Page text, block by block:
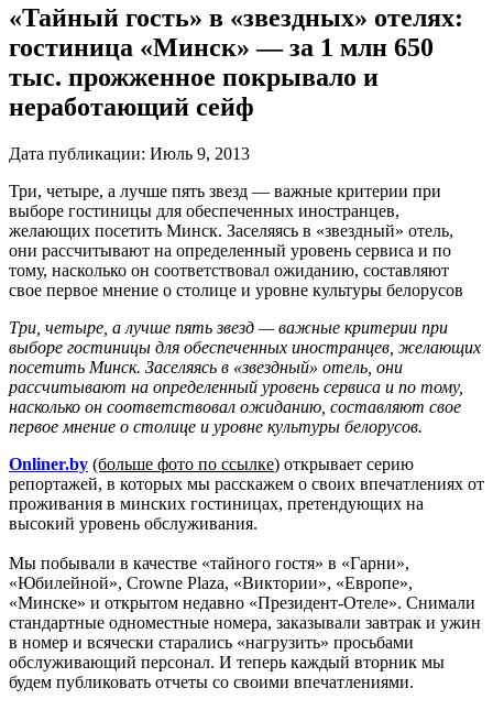
«Тайный гость» в «звездных» отелях:
гостиница «Минск» — за 1 млн 650
тыс. прожженное покрывало и
неработающий сейф
Дата публикации: Июль 9, 2013
Три, четыре, а лучше пять звезд — важные критерии при
выборе гостиницы для обеспеченных иностранцев,
желающих посетить Минск. Заселяясь в «звездный» отель,
они рассчитывают на определенный уровень сервиса и по
тому, насколько он соответствовал ожиданию, составляют
свое первое мнение о столице и уровне культуры белорусов
Три, четыре, а лучше пять звезд — важные критерии при
выборе гостиницы для обеспеченных иностранцев, желающих
посетить Минск. Заселяясь в «звездный» отель, они
рассчитывают на определенный уровень сервиса и по тому,
насколько он соответствовал ожиданию, составляют свое
первое мнение о столице и уровне культуры белорусов.
Onliner.by (больше фото по ссылке) открывает серию
репортажей, в которых мы расскажем о своих впечатлениях от
проживания в минских гостиницах, претендующих на
высокий уровень обслуживания.
Мы побывали в качестве «тайного гостя» в «Гарни»,
«Юбилейной», Crowne Plaza, «Виктории», «Европе»,
«Минске» и открытом недавно «Президент-Отеле». Снимали
стандартные одноместные номера, заказывали завтрак и ужин
в номер и всячески старались «нагрузить» просьбами
обслуживающий персонал. И теперь каждый вторник мы
будем публиковать отчеты со своими впечатлениями.